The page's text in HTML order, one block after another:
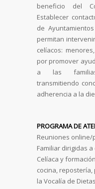
beneficio del
Establecer
de
permitan
celíacos:
por promover
a las familias
transmitiendo
adherencia a la
PROGRAMA DE
Reuniones online/
Familiar dirigidas
Celíaca y
cocina,
la Vocalía de